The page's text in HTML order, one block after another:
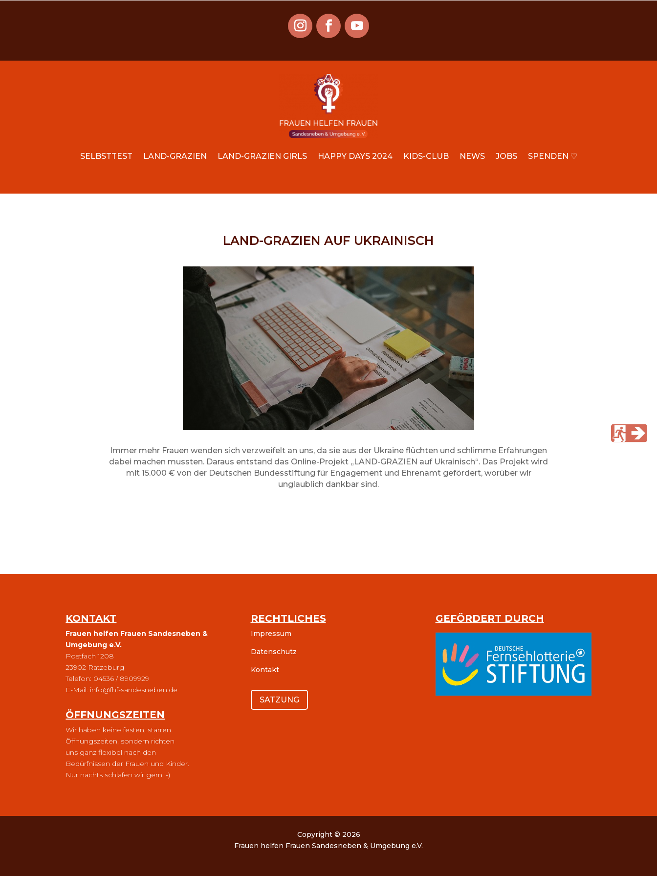
SELBSTTEST LAND-GRAZIEN LAND-GRAZIEN GIRLS HAPPY DAYS 2024 KIDS-CLUB NEWS JOBS SPENDEN ♡
LAND-GRAZIEN AUF UKRAINISCH
Immer mehr Frauen wenden sich verzweifelt an uns, da sie aus der Ukraine flüchten und schlimme Erfahrungen
dabei machen mussten. Daraus entstand das Online-Projekt „LAND-GRAZIEN auf Ukrainisch“. Das Projekt wird
mit 15.000 € von der Deutschen Bundesstiftung für Engagement und Ehrenamt gefördert, worüber wir
unglaublich dankbar sind.
KONTAKT
Frauen helfen Frauen Sandesneben &
Umgebung e.V.
Postfach 1208
23902 Ratzeburg
Telefon: 04536 / 8909929
E-Mail: info@fhf-sandesneben.de
ÖFFNUNGSZEITEN
Wir haben keine festen, starren
Öffnungszeiten, sondern richten
uns ganz flexibel nach den
Bedürfnissen der Frauen und Kinder.
Nur nachts schlafen wir gern :-)
RECHTLICHES
Impressum
Datenschutz
Kontakt
SATZUNG
GEFÖRDERT DURCH
Copyright © 2026
Frauen helfen Frauen Sandesneben & Umgebung e.V.